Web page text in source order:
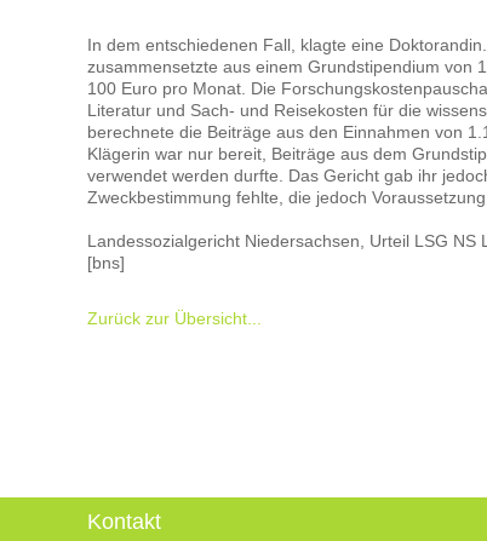
In dem entschiedenen Fall, klagte eine
zusammensetzte aus einem Grundstipendium von
100 Euro pro Monat. Die
Literatur und Sach- und Reisekosten für die
berechnete die Beiträge aus den Einnahmen von
Klägerin war nur bereit, Beiträge aus dem
verwendet werden durfte. Das Gericht gab ihr
Zweckbestimmung fehlte, die jedoch
Landessozialgericht Niedersachsen, Urteil LSG NS
[bns]
Zurück zur Übersicht...
Kontakt